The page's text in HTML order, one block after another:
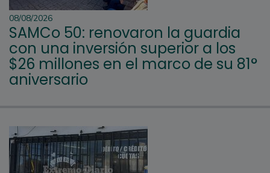
08/08/2026
SAMCo 50: renovaron la guardia
con una inversión superior a los
$26 millones en el marco de su 81°
aniversario